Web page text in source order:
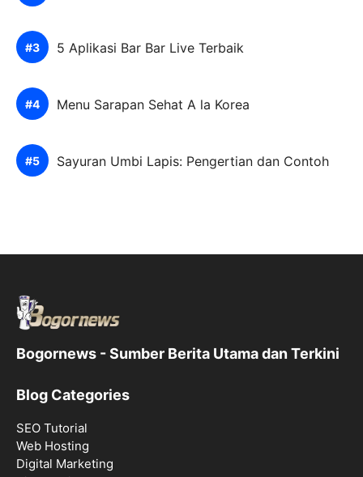
5 Aplikasi Bar Bar Live Terbaik
Menu Sarapan Sehat A la Korea
Sayuran Umbi Lapis: Pengertian dan Contoh
Bogornews - Sumber Berita Utama dan Terkini
Blog Categories
SEO Tutorial
Web Hosting
Digital Marketing